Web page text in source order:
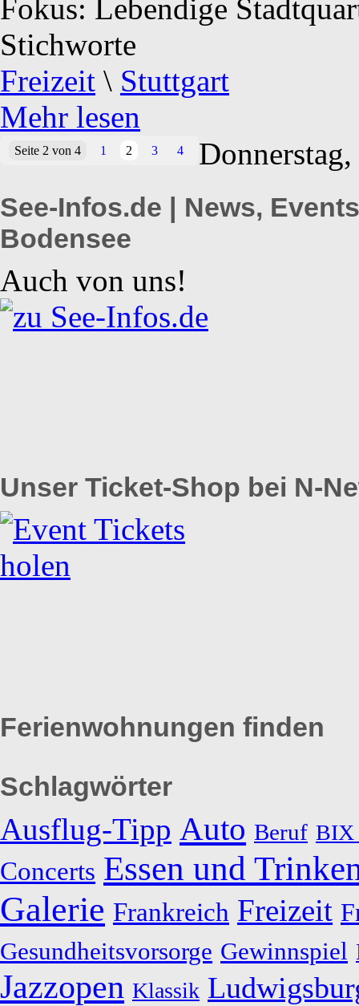
Fokus: Lebendige
Stichworte
Freizeit \ Stuttgart
Mehr lesen
Seite 2 von 4 1 2 3 4
See-Infos.de | News,
Bodensee
Auch von uns!
Unser Ticket-Shop bei N-
Ferienwohnungen finden
Schlagwörter
Ausflug-Tipp Auto Beruf BIX
Concerts Essen und
Galerie Frankreich Freizeit
Gesundheitsvorsorge Gewinnspiel
Jazzopen Klassik